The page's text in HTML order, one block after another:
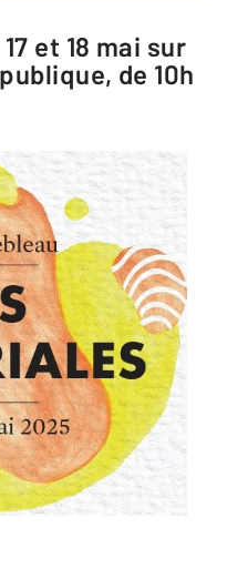
de 10h